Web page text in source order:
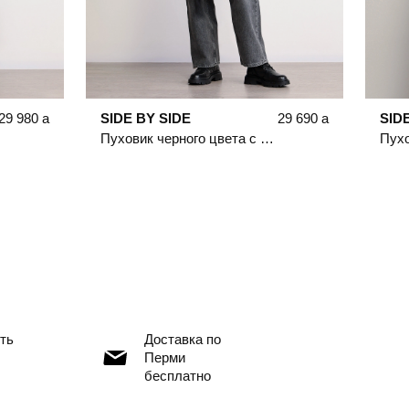
29 980 a
SIDE BY SIDE
Пуховик черного цвета с двойным капюшоном
29 690 a
Доставка по
Перми
бесплатно